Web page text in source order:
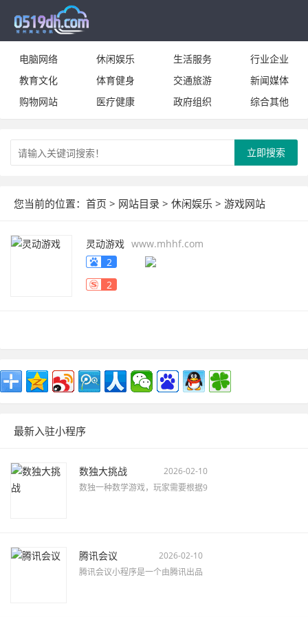
电脑网络 休闲娱乐 生活服务
行业企业
教育文化
体育健身 交通旅游
新闻媒体
购物网站
医疗健康 政府组织 综合其他
立即搜索
您当前的位置： 首页 > 网站目录 > 休闲娱乐 > 游戏网站
灵动游戏 www.mhhf.com
2
2
最新入驻小程序
数独大挑战
2026-02-10
数独一种数学游戏，玩家需要根据9
腾讯会议
2026-02-10
腾讯会议小程序是一个由腾讯出品